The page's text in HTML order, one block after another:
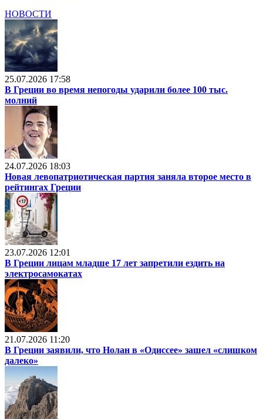
НОВОСТИ
25.07.2026 17:58
В Греции во время непогоды ударили более 100 тыс.
молний
24.07.2026 18:03
Новая левопатриотическая партия заняла второе место в
рейтингах Греции
23.07.2026 12:01
В Греции лицам младше 17 лет запретили ездить на
электросамокатах
21.07.2026 11:20
В Греции заявили, что Нолан в «Одиссее» зашел «слишком
далеко»